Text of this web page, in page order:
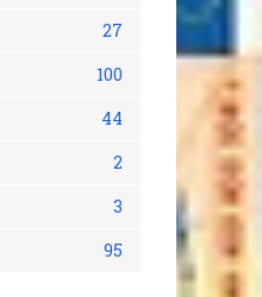
27
100
44
2
3
95